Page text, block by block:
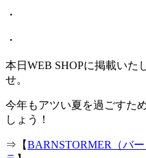
・
・
本日WEB SHOPに掲載いた
せ。
今年もアツい夏を過ごすた
しょう！
⇒【BARNSTORMER（バ